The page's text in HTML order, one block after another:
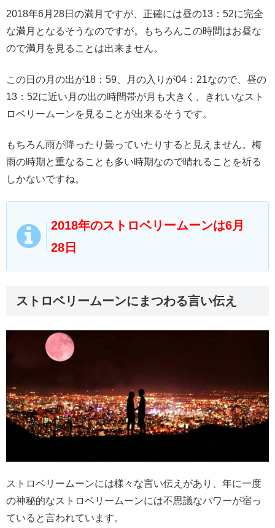
2018年6月28日の満月ですが、正確には昼の13：52に完全
な満月となるそうなのですが。もちろんこの時間はお昼な
ので満月を見ることは出来ません。
この日の月の出が18：59、月の入りが04：21なので、昼の
13：52に近い月の出の時間帯が月も大きく、きれいなスト
ロベリームーンを見ることが出来るそうです。
もちろん雨が降ったり曇っていたりすると見えません。梅
雨の時期と重なることも多い時期なので晴れることを祈る
しかないですね。
2018年のストロベリームーンは6月
28日
ストロベリームーンにまつわる言い伝え
ストロベリームーンには様々な言い伝えがあり、年に一度
の神秘的なストロベリームーンには不思議なパワーが宿っ
ていると言われています。